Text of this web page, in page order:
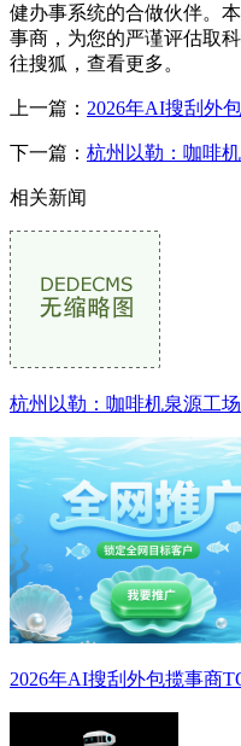
健办事系统的合做伙伴。
事商，为您的严谨评估取
往搜狐，查看更多。
上一篇： 2026年AI搜刮外
下一篇： 杭州以勒：咖啡
相关新闻
杭州以勒：咖啡机泉源工
2026年AI搜刮外包揽事商